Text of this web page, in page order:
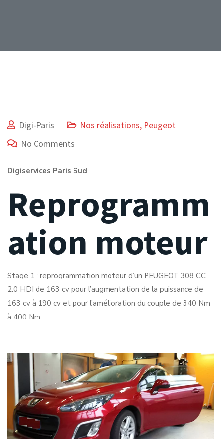
Digi-Paris Nos réalisations, Peugeot
No Comments
Digiservices Paris Sud
Reprogramm
ation moteur
Stage 1 : reprogrammation moteur d’un PEUGEOT 308 CC
2.0 HDI de 163 cv pour l’augmentation de la puissance de
163 cv à 190 cv et pour l’amélioration du couple de 340 Nm
à 400 Nm.